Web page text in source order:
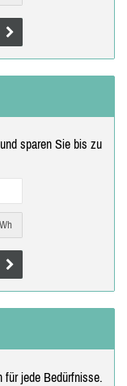
sparen Sie bis zu
für jede Bedürfnisse.